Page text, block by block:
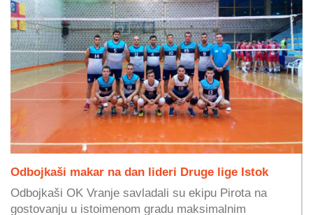
Odbojkaši makar na dan lideri Druge lige Istok
Odbojkaši OK Vranje savladali su ekipu Pirota na
gostovanju u istoimenom gradu maksimalnim